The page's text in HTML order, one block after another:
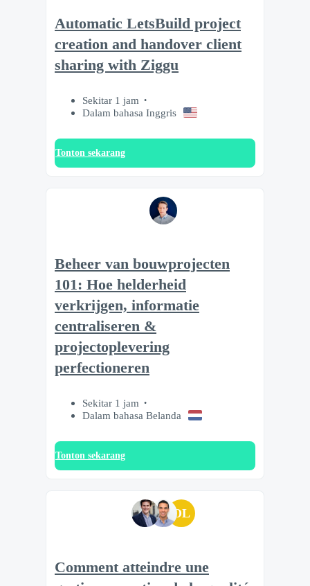
Automatic LetsBuild project
creation and handover client
sharing with Ziggu
Sekitar 1 jam
Dalam bahasa Inggris
Tonton sekarang
Beheer van bouwprojecten
101: Hoe helderheid
verkrijgen, informatie
centraliseren &
projectoplevering
perfectioneren
Sekitar 1 jam
Dalam bahasa Belanda
Tonton sekarang
OL
Comment atteindre une